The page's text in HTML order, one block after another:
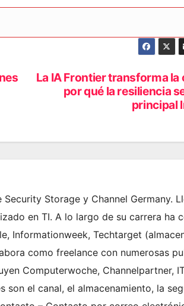
La IA Frontier transforma
por qué la resiliencia
principal
Storage y Channel Germany.
en TI. A lo largo de su carrera ha
Informationweek, Techtarget
como freelance con numerosas
Computerwoche, Channelpartner,
son el canal, el almacenamiento, la